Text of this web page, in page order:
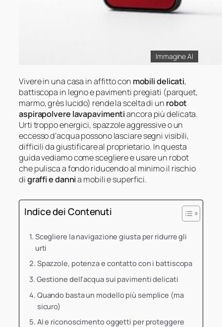
Immagine AI
Vivere in una casa in affitto con mobili delicati,
battiscopa in legno e pavimenti pregiati (parquet,
marmo, grès lucido) rende la scelta di un robot
aspirapolvere lavapavimentiancora più delicata.
Urti troppo energici, spazzole aggressive o un
eccesso d’acqua possono lasciare segni visibili,
difficili da giustificare al proprietario. In questa
guida vediamo come scegliere e usare un robot
che pulisca a fondo riducendo al minimo il rischio
digraffi e dannia mobili e superfici.
Indice dei Contenuti
Scegliere la navigazione giusta per ridurre gli
urti
Spazzole, potenza e contatto con i battiscopa
Gestione dell’acqua sui pavimenti delicati
Quando basta un modello più semplice (ma
sicuro)
AI e riconoscimento oggetti per proteggere